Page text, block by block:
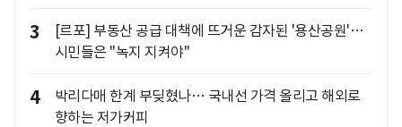
3
[르포] 부동산 공급 대책에 뜨거운 감자된 '용산공원'…
시민들은 "녹지 지켜야"
4
박리다매 한계 부딪혔나… 국내선 가격 올리고 해외로
향하는 저가커피